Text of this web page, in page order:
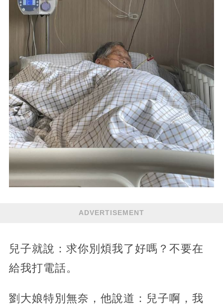
ADVERTISEMENT
兒子就說：求你別煩我了好嗎？不要在
給我打電話。
劉大娘特別無奈，他說道：兒子啊，我